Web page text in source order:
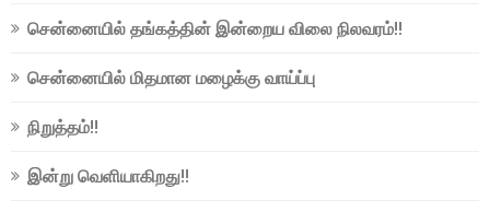
சென்னையில் தங்கத்தின் இன்றைய விலை நிலவரம்!!
சென்னையில் மிதமான மழைக்கு வாய்ப்பு
நிறுத்தம்!!
இன்று வெளியாகிறது!!